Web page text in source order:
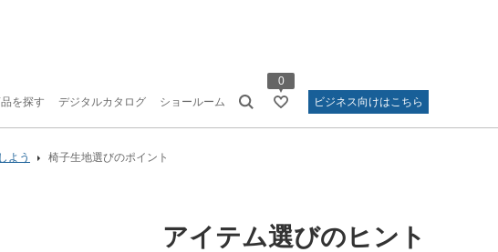
を探す デジタルカタログ ショールーム
0
ビジネス向けはこちら
よう 椅子生地選びのポイント
アイテム選びのヒント